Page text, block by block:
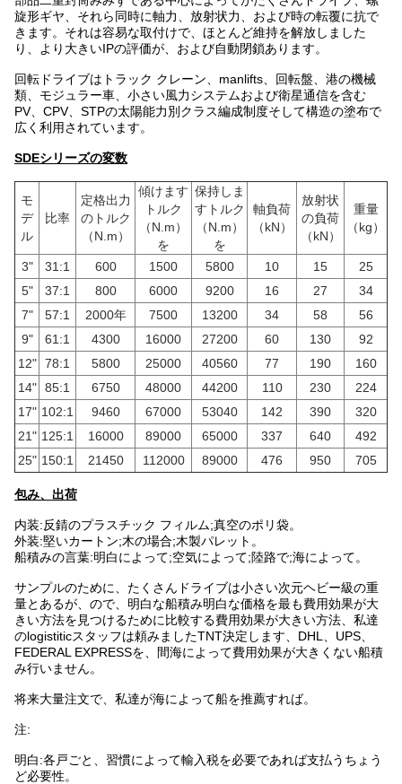
旋形ギヤ、それら同時に軸力、放射状力、および時の転覆に抗で
きます。それは容易な取付けで、ほとんど維持を解放しました
り、より大きいIPの評価が、および自動閉鎖あります。
回転ドライブはトラック クレーン、manlifts、回転盤、港の機械
類、モジュラー車、小さい風力システムおよび衛星通信を含む
PV、CPV、STPの太陽能力別クラス編成制度そして構造の塗布で
広く利用されています。
SDEシリーズの変数
モ
デ
ル
比率
定格出力
のトルク
（N.m）
傾けます
トルク
（N.m）
を
保持しま
すトルク
（N.m）
を
軸負荷
（kN）
放射状
の負荷
（kN）
重量
（kg）
3" 31:1 600 1500 5800 10 15
25
5"
37:1 800 6000 9200 16 27
34
7"
57:1 2000年 7500 13200 34 58
56
9"
61:1 4300 16000 27200 60 130
92
12" 78:1 5800 25000 40560 77 190
160
14" 85:1 6750 48000 44200 110 230
224
17" 102:1 9460 67000 53040 142 390
320
21" 125:1 16000 89000 65000 337 640
492
25" 150:1 21450 112000 89000 476 950 705
包み、出荷
内装:反錆のプラスチック フィルム;真空のポリ袋。
外装:堅いカートン;木の場合;木製パレット。
船積みの言葉:明白によって;空気によって;陸路で;海によって。
サンプルのために、たくさんドライブは小さい次元ヘビー級の重
量とあるが、ので、明白な船積み明白な価格を最も費用効果が大
きい方法を見つけるために比較する費用効果が大きい方法、私達
のlogistiticスタッフは頼みましたTNT決定します、DHL、UPS、
FEDERAL EXPRESSを、間海によって費用効果が大きくない船積
み行いません。
将来大量注文で、私達が海によって船を推薦すれば。
注:
明白:各戸ごと、習慣によって輸入税を必要であれば支払うちょう
ど必要性。